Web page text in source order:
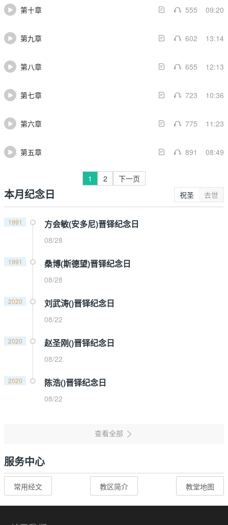
第十章 555 09:20
第九章 602 13:14
第八章 655 12:13
第七章 723 10:36
第六章 775 11:23
第五章 891 08:49
1 2 下一页
本月纪念日 祝圣 去世
1991 方会敏(安多尼)晋铎纪念日
08/28
1991 桑博(斯德望)晋铎纪念日
08/28
2020 刘武涛()晋铎纪念日
08/22
2020 赵圣刚()晋铎纪念日
08/22
2020 陈浩()晋铎纪念日
08/22
服务中心
常用经文 教区简介 教堂地图